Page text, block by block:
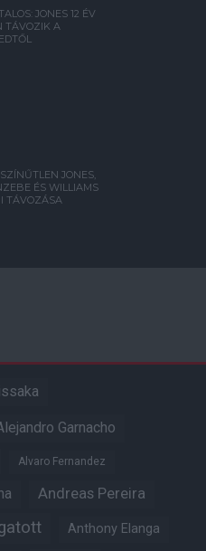
JONES 12 ÉV
TÁVOZIK A
JONES,
ÉS WILLIAMS
TÁVOZÁSA
Garnacho
Alvaro Fernandez
Andreas Pereira
Anthony Elanga